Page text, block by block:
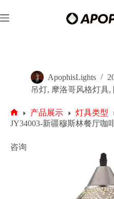
至
ApophisLights
吊灯, 摩洛哥风格灯具,
首
产品展示 灯具类型
JY34003-新疆穆斯林餐厅咖
咨询